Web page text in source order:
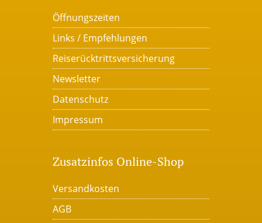
Öffnungszeiten
Links / Empfehlungen
Reiserücktrittsversicherung
Newsletter
Datenschutz
Impressum
Zusatzinfos Online-Shop
Versandkosten
AGB